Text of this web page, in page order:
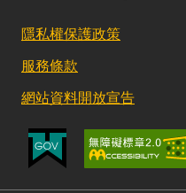
隱私權保護政策
服務條款
網站資料開放宣告